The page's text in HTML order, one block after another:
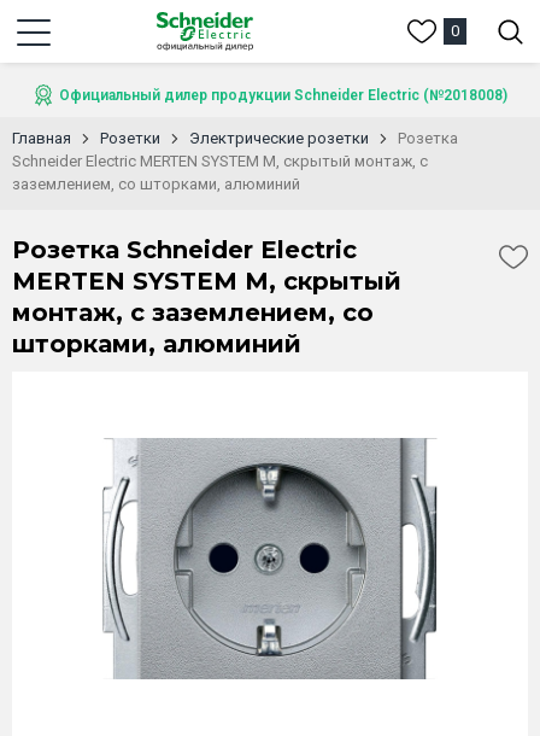
0
Официальный дилер продукции Schneider Electric (№2018008)
Главная Розетки Электрические розетки
Розетка
Schneider Electric MERTEN SYSTEM M, скрытый монтаж, с
заземлением, со шторками, алюминий
Розетка Schneider Electric
MERTEN SYSTEM M, скрытый
монтаж, с заземлением, со
шторками, алюминий